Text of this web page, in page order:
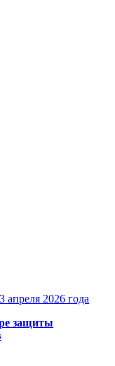
2026 года
защиты